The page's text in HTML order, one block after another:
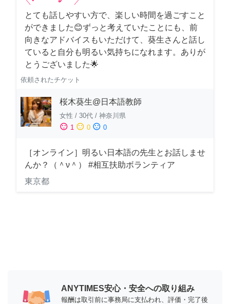
とても話しやすい方で、楽しい時間を過ごすこと
ができました😊ずっと考えていたことにも、前
向きなアドバイスもいただけて、葵生さんと話し
ていると自分も明るい気持ちになれます。ありが
とうございました🌟
依頼されたチケット
桜木葵生@日本語教師
女性 / 30代 / 神奈川県
sentiment_satisfied 1 sentiment_neutral 0 sentiment_dissatisfied 0
［オンライン］明るい日本語の先生とお話しませ
んか？（＾ν＾） #相互扶助ボランティア
東京都
ANYTIMES安心・安全への取り組み
報酬は取引前に事務局に支払われ、評価・完了後